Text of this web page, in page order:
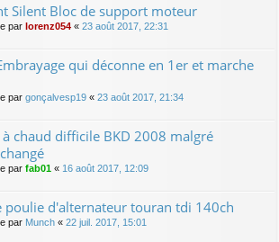
Silent Bloc de support moteur
par lorenz054 « 23 août 2017, 22:31
qui déconne en 1er et marche
par gonçalvesp19 « 23 août 2017, 21:34
chaud difficile BKD 2008 malgré
par fab01 « 16 août 2017, 12:09
poulie d'alternateur touran tdi 140ch
par Munch « 22 juil. 2017, 15:01